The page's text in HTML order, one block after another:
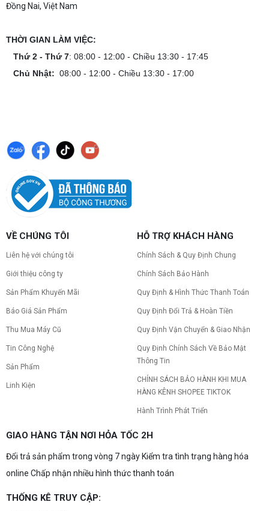
Đồng Nai, Việt Nam
THỜI GIAN LÀM VIỆC:
Thứ 2 - Thứ 7: 08:00 - 12:00 - Chiều 13:30 - 17:45
Chủ Nhật: 08:00 - 12:00 - Chiều 13:30 - 17:00
VỀ CHÚNG TÔI
Liên hệ với chúng tôi
Giới thiệu công ty
Sản Phẩm Khuyến Mãi
Báo Giá Sản Phẩm
Thu Mua Máy Cũ
Tin Công Nghệ
Sản Phẩm
Linh Kiện
HỖ TRỢ KHÁCH HÀNG
Chính Sách & Quy Định Chung
Chính Sách Bảo Hành
Quy Định & Hình Thức Thanh Toán
Quy Định Đổi Trả & Hoàn Tiền
Quy Định Vận Chuyển & Giao Nhận
Quy Định Chính Sách Về Bảo Mật
Thông Tin
CHÍNH SÁCH BẢO HÀNH KHI MUA
HÀNG KÊNH SHOPEE TIKTOK
Hành Trình Phát Triển
GIAO HÀNG TẬN NƠI HỎA TỐC 2H
Đổi trả sản phẩm trong vòng 7 ngày Kiểm tra tình trạng hàng hóa
online Chấp nhận nhiều hình thức thanh toán
THỐNG KÊ TRUY CẬP: